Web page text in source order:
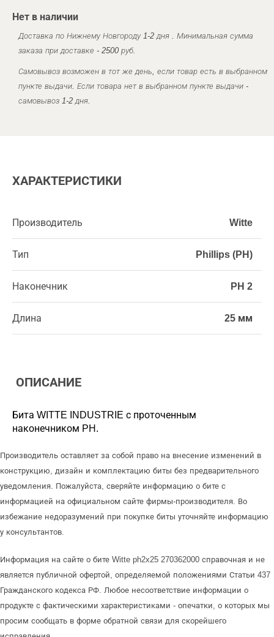
Нет в наличии
Доставка по Нижнему Новгороду 1-2 дня . Минимальная сумма
заказа при доставке - 2500 руб.
Самовывоз возможен в тот же день, если товар есть в выбранном
пункте выдачи. Если товара нет в выбранном пункте выдачи -
самовывоз 1-2 дня.
ХАРАКТЕРИСТИКИ
Производитель Witte
Тип Phillips (PH)
Наконечник PH 2
Длина 25 мм
ОПИСАНИЕ
Бита WITTE INDUSTRIE с проточенным
наконечником PH.
Производитель оставляет за собой право на внесение изменений в
конструкцию, дизайн и комплектацию биты без предварительного
уведомления. Пожалуйста, сверяйте информацию о бите с
информацией на официальном сайте фирмы-производителя. Во
избежание недоразумений при покупке биты уточняйте информацию
у консультантов.
Информация на сайте о бите Witte ph2x25 270362000 справочная и не
является публичной офертой, определяемой положениями Статьи 437
Гражданского кодекса РФ. Любое несоответствие информации о
продукте с фактическими характеристиками - опечатки, о которых мы
просим сообщать в форме обратной связи для скорейшего